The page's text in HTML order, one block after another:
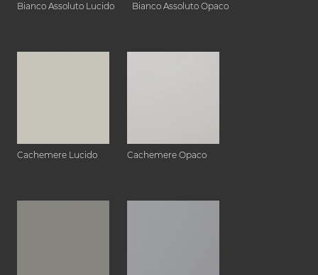
Bianco Assoluto Lucido Bianco Assoluto Opaco
Cachemere Lucido Cachemere Opaco